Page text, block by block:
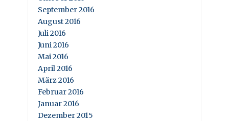
September 2016
August 2016
Juli 2016
Juni 2016
Mai 2016
April 2016
März 2016
Februar 2016
Januar 2016
Dezember 2015